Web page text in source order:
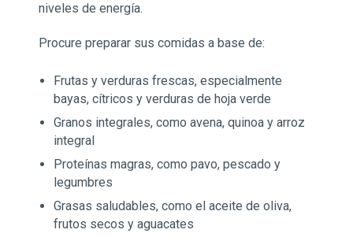
niveles de energía.
Procure preparar sus comidas a base de:
Frutas y verduras frescas, especialmente
bayas, cítricos y verduras de hoja verde
Granos integrales, como avena, quinoa y arroz
integral
Proteínas magras, como pavo, pescado y
legumbres
Grasas saludables, como el aceite de oliva,
frutos secos y aguacates